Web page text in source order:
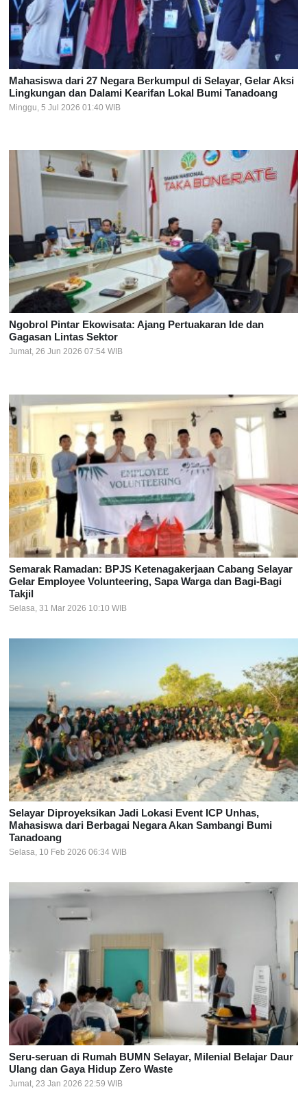
Mahasiswa dari 27 Negara Berkumpul di Selayar, Gelar Aksi
Lingkungan dan Dalami Kearifan Lokal Bumi Tanadoang
Minggu, 5 Jul 2026 01:40 WIB
Ngobrol Pintar Ekowisata: Ajang Pertuakaran Ide dan
Gagasan Lintas Sektor
Jumat, 26 Jun 2026 07:54 WIB
Semarak Ramadan: BPJS Ketenagakerjaan Cabang Selayar
Gelar Employee Volunteering, Sapa Warga dan Bagi-Bagi
Takjil
Selasa, 31 Mar 2026 10:10 WIB
Selayar Diproyeksikan Jadi Lokasi Event ICP Unhas,
Mahasiswa dari Berbagai Negara Akan Sambangi Bumi
Tanadoang
Selasa, 10 Feb 2026 06:34 WIB
Seru-seruan di Rumah BUMN Selayar, Milenial Belajar Daur
Ulang dan Gaya Hidup Zero Waste
Jumat, 23 Jan 2026 22:59 WIB